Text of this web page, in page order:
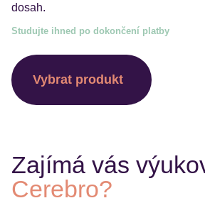
dosah.
Studujte ihned po dokončení platby
Vybrat produkt
Zajímá vás
Cerebro?